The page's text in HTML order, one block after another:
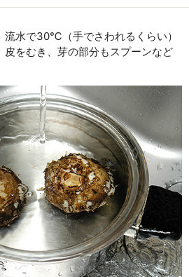
流水で30℃（手でさわれるくらい）
皮をむき、芽の部分もスプーンなど